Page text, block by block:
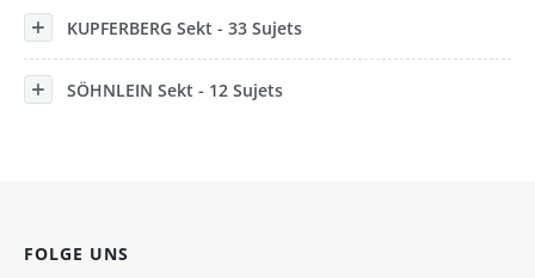
KUPFERBERG Sekt - 33 Sujets
SÖHNLEIN Sekt - 12 Sujets
FOLGE UNS